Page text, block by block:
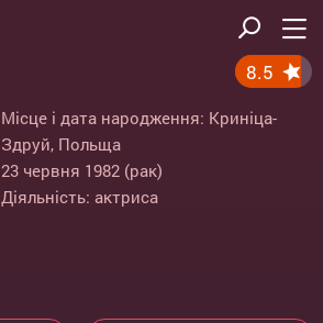
8.5
Місце і дата народження: Криніца-
Здруй, Польща
23 червня 1982 (рак)
Діяльність: актриса